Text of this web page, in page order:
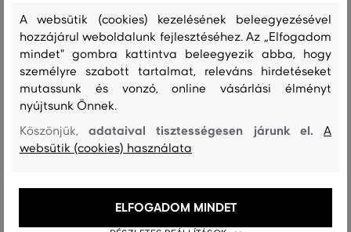
Szezon: SS25 Termék kódja853102101-325-GH-277-50x50
Összetétel
felső anyag
GYAPJÚ
Kezelési útmutató
A websütik (cookies) kezelésének beleegyezésével
hozzájárul weboldalunk fejlesztéséhez. Az „Elfogadom
mindet" gombra kattintva beleegyezik abba, hogy
személyre szabott tartalmat, releváns hirdetéseket
mutassunk és vonzó, online vásárlási élményt
nyújtsunk Önnek.
Köszönjük,adataival tisztességesen járunk el.A
websütik (cookies) használata
ELFOGADOM MINDET